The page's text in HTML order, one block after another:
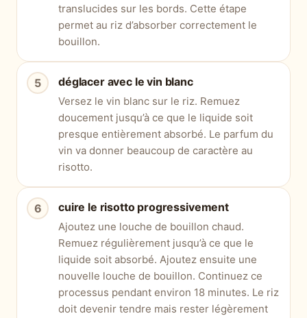
translucides sur les bords. Cette étape
permet au riz d’absorber correctement le
bouillon.
déglacer avec le vin blanc
Versez le vin blanc sur le riz. Remuez
doucement jusqu’à ce que le liquide soit
presque entièrement absorbé. Le parfum du
vin va donner beaucoup de caractère au
risotto.
cuire le risotto progressivement
Ajoutez une louche de bouillon chaud.
Remuez régulièrement jusqu’à ce que le
liquide soit absorbé. Ajoutez ensuite une
nouvelle louche de bouillon. Continuez ce
processus pendant environ 18 minutes. Le riz
doit devenir tendre mais rester légèrement